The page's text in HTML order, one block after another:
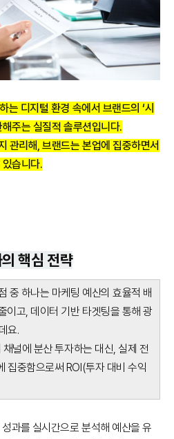
는 디지털 환경 속에서 브랜드의 ‘시
해주는 실질적 솔루션입니다.
관리해, 브랜드는 본업에 집중하면서
습니다.
핵심 전략
중 하나는 마케팅 예산의 효율적 배
이고, 데이터 기반 타겟팅을 통해 광
요.
널에 분산 투자하는 대신, 실제 전
집중함으로써 ROI(투자 대비 수익
과를 실시간으로 분석해 예산을 유